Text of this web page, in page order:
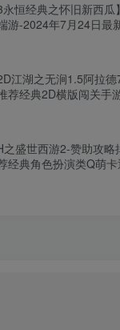
永恒经典之怀旧新西
游-2024年7月24日最
程-完整PC客户端-配套
江湖之无涧1.5阿拉
荐经典2D横版闯关手
务端源码视频架设教
功能GM授权后台-安
之盛世西游2-赞助攻
经典角色扮演类Q萌
日最新打包Linux服务
页后台工具-安卓苹果